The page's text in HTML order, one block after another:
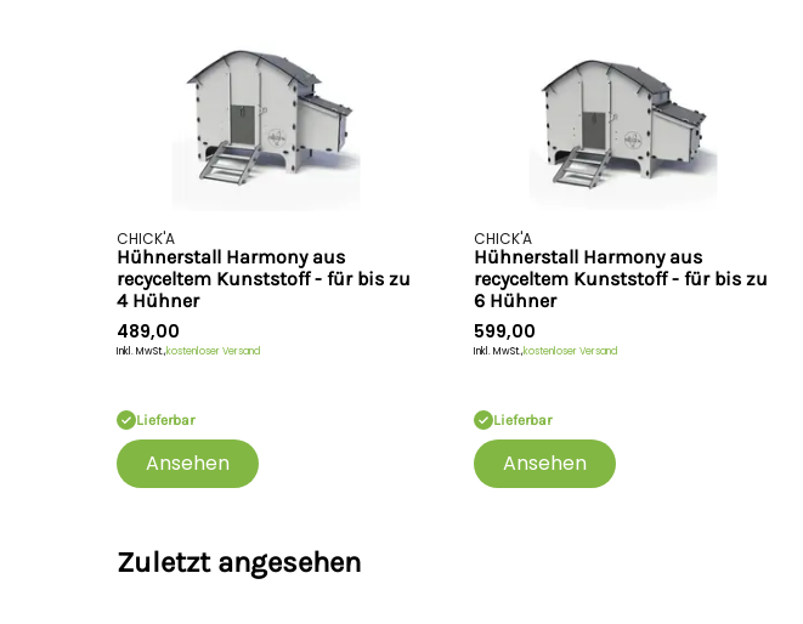
CHICK'A
Hühnerstall Harmony aus
recyceltem Kunststoff - für bis zu
4 Hühner
489,00
Inkl. MwSt.,kostenloser Versand
Lieferbar
Ansehen
CHICK'A
Hühnerstall Harmony aus
recyceltem Kunststoff - für bis zu
6 Hühner
599,00
Inkl. MwSt.,kostenloser Versand
Lieferbar
Ansehen
Zuletzt angesehen